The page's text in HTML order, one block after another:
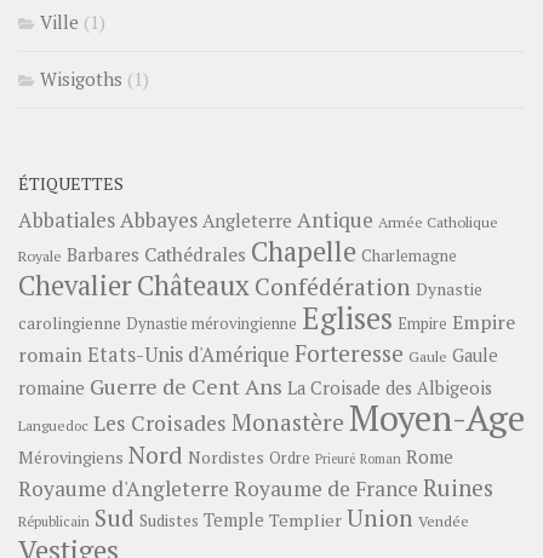
Ville (1)
Wisigoths (1)
ÉTIQUETTES
Abbatiales Abbayes Angleterre Antique Armée Catholique
Royale Barbares Cathédrales Chapelle Charlemagne
ChevalierChâteauxConfédération Dynastie
carolingienne Dynastie mérovingienne Eglises Empire Empire
romainEtats-Unis d'Amérique Forteresse Gaule Gaule
romaine Guerre de Cent Ans La Croisade des Albigeois
Languedoc Les Croisades Monastère Moyen-Age
Mérovingiens Nord Nordistes Ordre Prieuré Roman Rome
Royaume d'Angleterre Royaume de France Ruines
Républicain Sud Sudistes Temple Templier Union Vendée
Vestiges